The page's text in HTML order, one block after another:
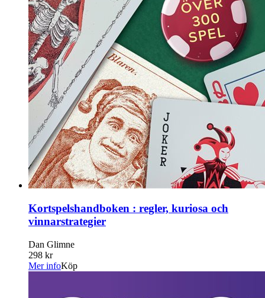
Kortspelshandboken : regler, kuriosa och
vinnarstrategier
Dan Glimne
298 kr
Mer infoKöp